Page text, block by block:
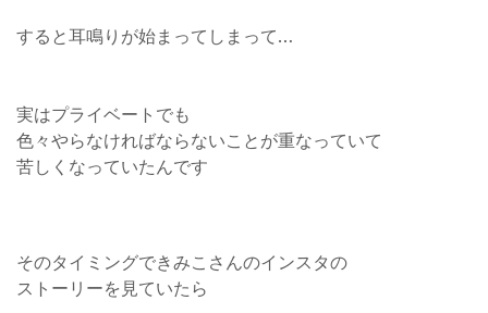
すると耳鳴りが始まってしまって…
実はプライベートでも
色々やらなければならないことが重なっていて
苦しくなっていたんです
そのタイミングできみこさんのインスタの
ストーリーを見ていたら